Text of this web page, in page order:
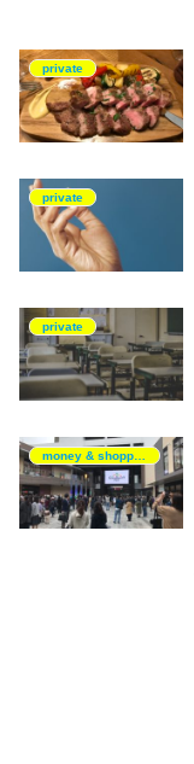
private
private
private